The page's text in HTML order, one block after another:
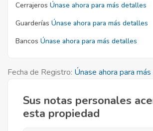
Cerrajeros Únase ahora para más detalles
Guarderías Únase ahora para más detalles
Bancos Únase ahora para más detalles
Fecha de Registro: Únase ahora para
Sus notas personales
esta propiedad